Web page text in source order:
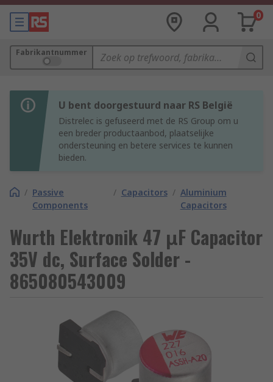
0
Fabrikantnummer
U bent doorgestuurd naar RS België
Distrelec is gefuseerd met de RS Group om u
een breder productaanbod, plaatselijke
ondersteuning en betere services te kunnen
bieden.
/ Passive
Components
/ Capacitors / Aluminium
Capacitors
Wurth Elektronik 47 μF Capacitor
35V dc, Surface Solder -
865080543009